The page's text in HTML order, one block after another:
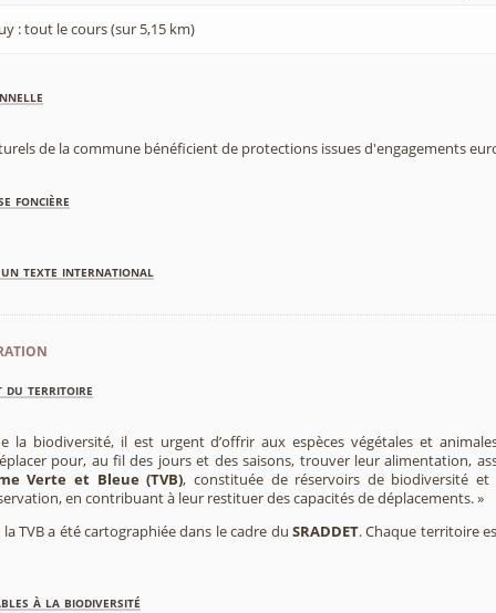
: tout le cours (sur 5,15 km)
de la commune bénéficient de protections issues d'engagements
foncière
texte international
du territoire
la biodiversité, il est urgent d’offrir aux espèces végétales et
pour, au fil des jours et des saisons, trouver leur alimentation,
Verte et Bleue (TVB), constituée de réservoirs de biodiversité
en contribuant à leur restituer des capacités de déplacements. »
TVB a été cartographiée dans le cadre du SRADDET. Chaque territoire
à la biodiversité